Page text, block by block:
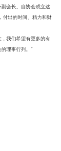
会长。自协会成立这
付出的时间、精力和财
我们希望有更多的有
理事行列。”